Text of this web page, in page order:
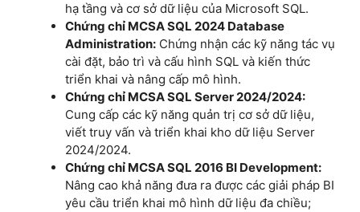
hạ tầng và cơ sở dữ liệu của Microsoft SQL.
Chứng chỉ MCSA SQL 2024 Database
Administration: Chứng nhận các kỹ năng tác vụ
cài đặt, bảo trì và cấu hình SQL và kiến ​​thức
triển khai và nâng cấp mô hình.
Chứng chỉ MCSA SQL Server 2024/2024:
Cung cấp các kỹ năng quản trị cơ sở dữ liệu,
viết truy vấn và triển khai kho dữ liệu Server
2024/2024.
Chứng chỉ MCSA SQL 2016 BI Development:
Nâng cao khả năng đưa ra được các giải pháp BI
yêu cầu triển khai mô hình dữ liệu đa chiều;